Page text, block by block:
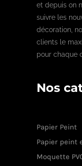
et depuis on
suivre les
décoration,
clients le
pour chaque
Nos
Papier Peint
Papier peint
Moquette